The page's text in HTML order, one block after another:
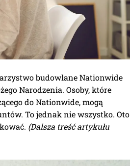
budowlane Nationwide
Narodzenia. Osoby, które
do Nationwide, mogą
To jednak nie wszystko. Oto
(Dalsza treść artykułu